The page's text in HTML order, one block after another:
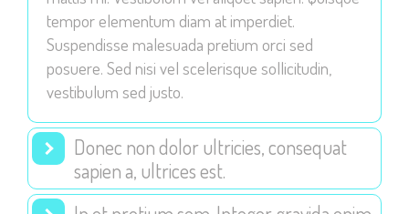
tempor elementum diam at imperdiet.
Suspendisse malesuada pretium orci sed
posuere. Sed nisi vel scelerisque sollicitudin,
vestibulum sed justo.
Donec non dolor ultricies, consequat
sapien a, ultrices est.
used.
Experience
our website
to perform
possible
during your